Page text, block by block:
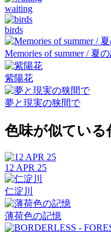
waiting
birds
Memories of summer / 夏
紫陽花
夢と現実の狭間で
色味が似ている
12 APR 25
仁淀川
薄荷色の記憶